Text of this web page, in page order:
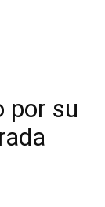
por su